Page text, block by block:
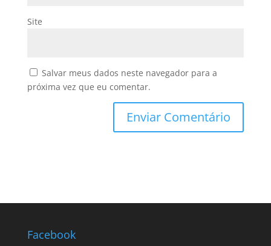
Site
Salvar meus dados neste navegador para a
próxima vez que eu comentar.
Facebook